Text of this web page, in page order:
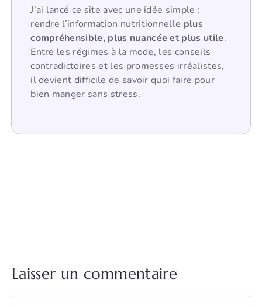
J’ai lancé ce site avec une idée simple :
rendre l’information nutritionnelle plus
compréhensible, plus nuancée et plus utile.
Entre les régimes à la mode, les conseils
contradictoires et les promesses irréalistes,
il devient difficile de savoir quoi faire pour
bien manger sans stress.
Laisser un commentaire